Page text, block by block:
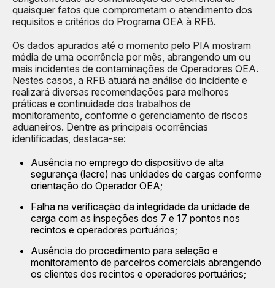
quaisquer fatos que comprometam o atendimento dos
requisitos e critérios do Programa OEA à RFB.
Os dados apurados até o momento pelo PIA mostram
média de uma ocorrência por mês, abrangendo um ou
mais incidentes de contaminações de Operadores OEA.
Nestes casos, a RFB atuará na análise do incidente e
realizará diversas recomendações para melhores
práticas e continuidade dos trabalhos de
monitoramento, conforme o gerenciamento de riscos
aduaneiros. Dentre as principais ocorrências
identificadas, destaca-se:
Ausência no emprego do dispositivo de alta
segurança (lacre) nas unidades de cargas conforme
orientação do Operador OEA;
Falha na verificação da integridade da unidade de
carga com as inspeções dos 7 e 17 pontos nos
recintos e operadores portuários;
Ausência do procedimento para seleção e
monitoramento de parceiros comerciais abrangendo
os clientes dos recintos e operadores portuários;